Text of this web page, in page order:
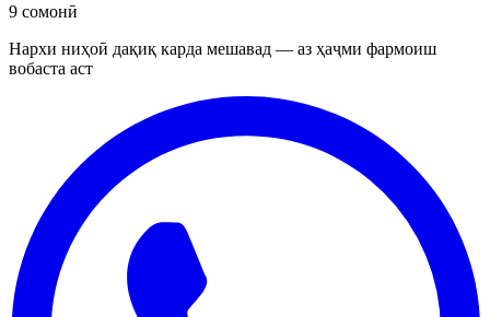
9 сомонӣ
Нархи ниҳоӣ дақиқ карда мешавад — аз ҳаҷми фармоиш
вобаста аст